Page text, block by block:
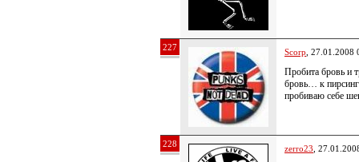
227 Scorp , 27.01.2008
Пробита бровь и
бровь… к
пробиваю себе
228 zerro23 ,